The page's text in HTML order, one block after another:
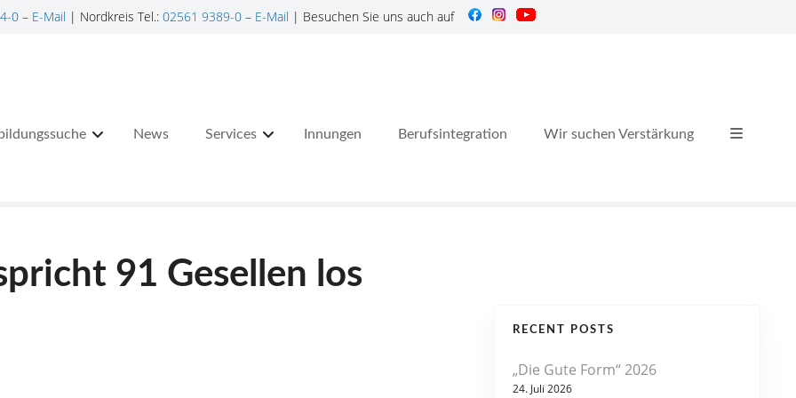
0– E-Mail | Nordkreis Tel.: 02561 9389-0– E-Mail | Besuchen Sie uns auch auf
News Services Innungen Berufsintegration Wir suchen Verstärkung
91 Gesellen los
RECENT POSTS
„Die Gute Form“ 2026
24. Juli 2026